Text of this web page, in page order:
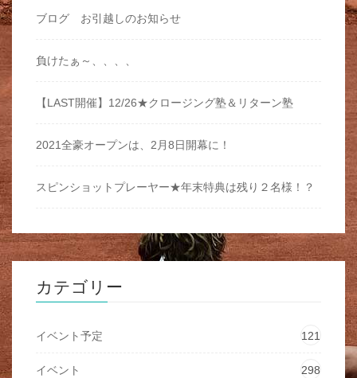
ブログ お引越しのお知らせ
負けたぁ～、、、、
【LAST開催】12/26★クロージング塾＆リターン塾
2021全豪オープンは、2月8日開幕に！
スピンショットプレーヤー★年末特典は残り２名様！？
カテゴリー
イベント予定 121
イベント 298